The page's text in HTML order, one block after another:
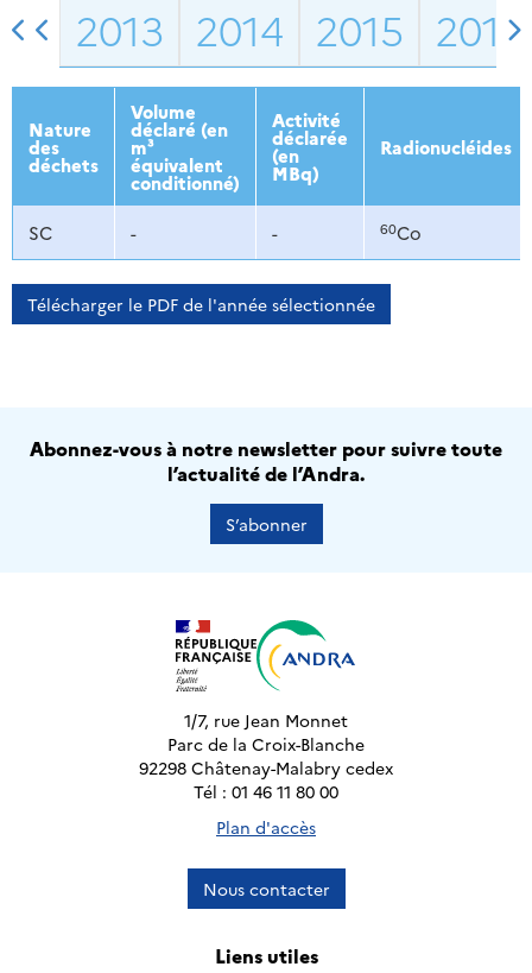
2013 2014 2015 2016
Nature
des
déchets
Volume
déclaré (en
m³
équivalent
conditionné)
Activité
déclarée
(en
MBq)
Radionucléides
SC - - 60Co
Télécharger le PDF de l'année sélectionnée
Abonnez-vous à notre newsletter pour suivre toute
l’actualité de l’Andra.
S’abonner
1/7, rue Jean Monnet
Parc de la Croix-Blanche
92298 Châtenay-Malabry cedex
Tél : 01 46 11 80 00
Plan d'accès
Nous contacter
Liens utiles